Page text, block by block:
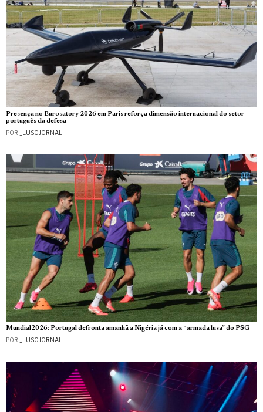
Presença no Eurosatory 2026 em Paris reforça dimensão internacional do setor
português da defesa
POR _LUSOJORNAL
Mundial2026: Portugal defronta amanhã a Nigéria já com a “armada lusa” do PSG
POR _LUSOJORNAL